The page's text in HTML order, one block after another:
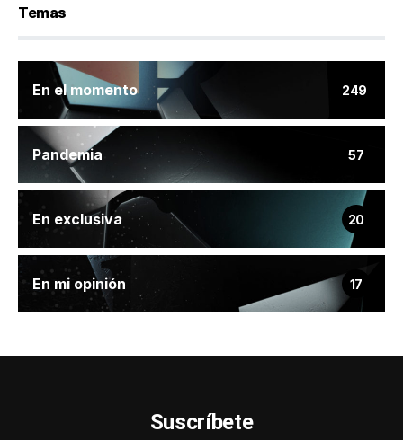
Temas
En el momento 249
Pandemia 57
En exclusiva 20
En mi opinión 17
Suscríbete